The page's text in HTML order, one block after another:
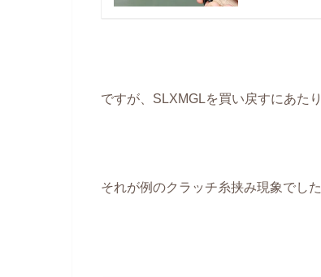
ですが、SLXMGLを買い戻すにあた
それが例のクラッチ糸挟み現象でした